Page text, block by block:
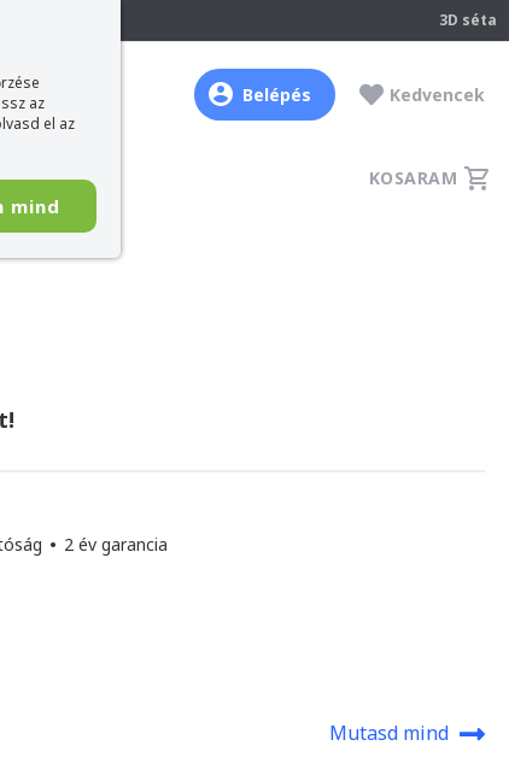
az
el az
mind
3D séta
Belépés Kedvencek
KOSARAM
• 2 év garancia
Mutasd mind